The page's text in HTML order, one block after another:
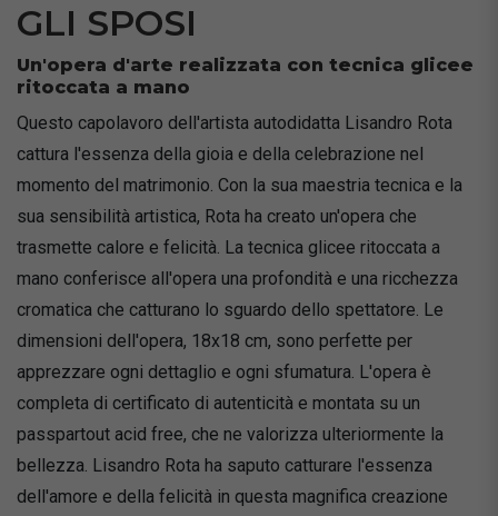
GLI SPOSI
Un'opera d'arte realizzata con tecnica glicee
ritoccata a mano
Questo capolavoro dell'artista autodidatta Lisandro Rota
cattura l'essenza della gioia e della celebrazione nel
momento del matrimonio. Con la sua maestria tecnica e la
sua sensibilità artistica, Rota ha creato un'opera che
trasmette calore e felicità. La tecnica glicee ritoccata a
mano conferisce all'opera una profondità e una ricchezza
cromatica che catturano lo sguardo dello spettatore. Le
dimensioni dell'opera, 18x18 cm, sono perfette per
apprezzare ogni dettaglio e ogni sfumatura. L'opera è
completa di certificato di autenticità e montata su un
passpartout acid free, che ne valorizza ulteriormente la
bellezza. Lisandro Rota ha saputo catturare l'essenza
dell'amore e della felicità in questa magnifica creazione